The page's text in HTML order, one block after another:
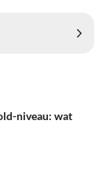
niveau: wat